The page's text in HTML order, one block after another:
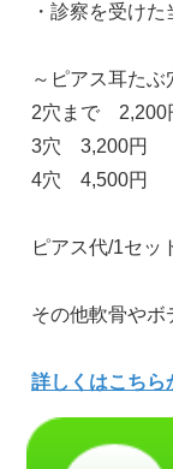
・診察を受け
～ピアス耳たぶ
2穴まで 2,200
3穴 3,200円
4穴 4,500円
ピアス代/1セ
その他軟骨やボ
詳しくはこちら